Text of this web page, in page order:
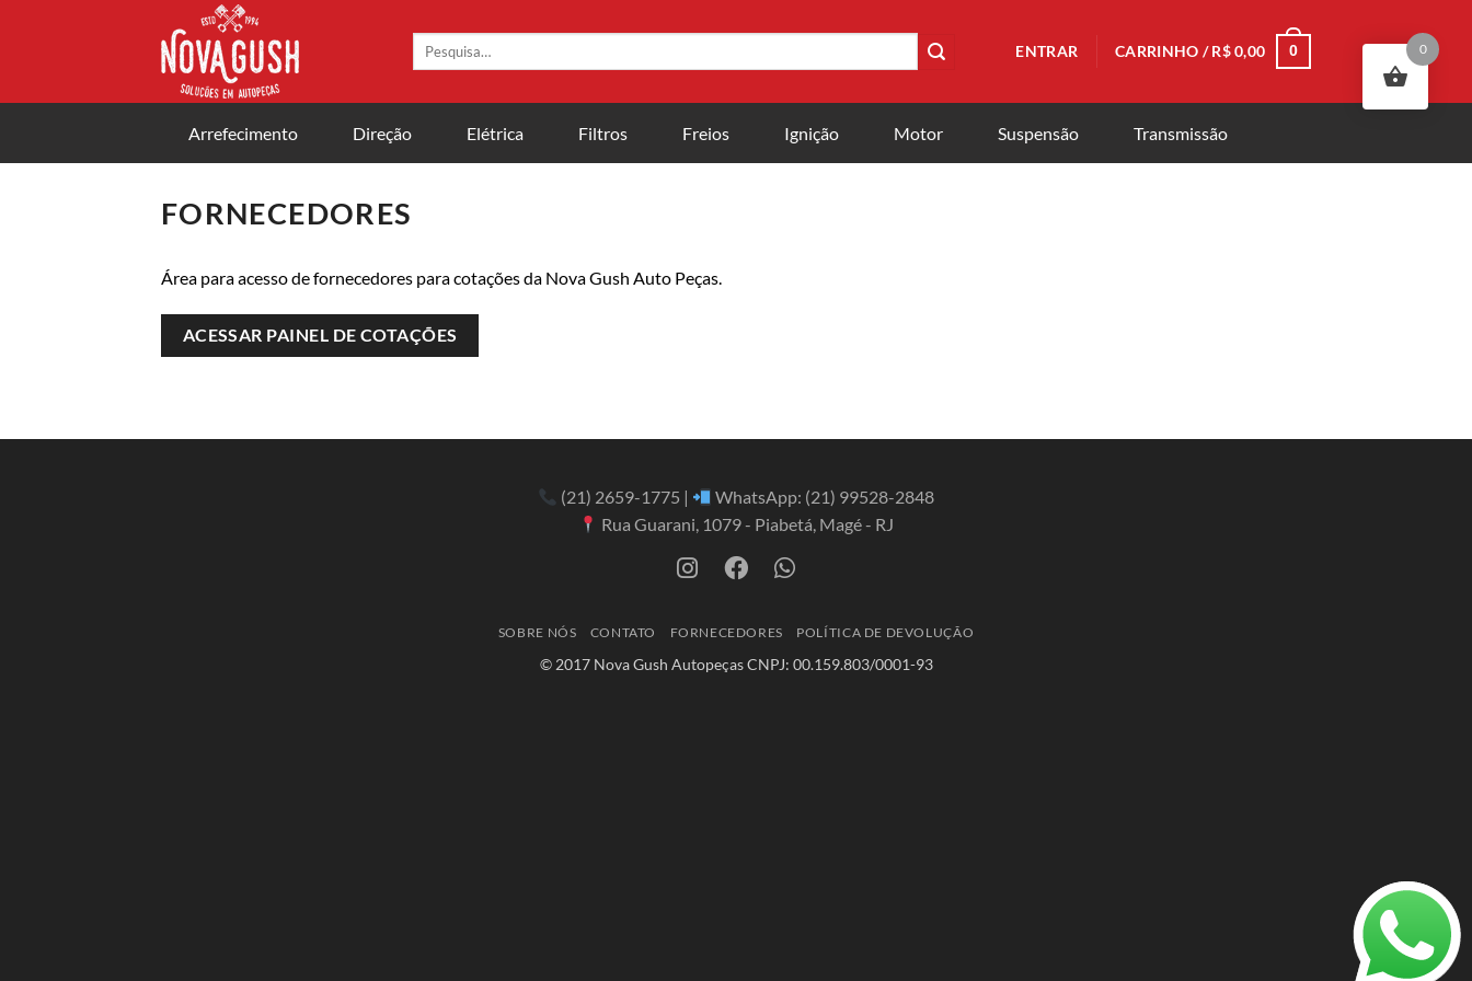
Pesquisar
ENTRAR CARRINHO /R$0,00 0
Arrefecimento Direção Elétrica Filtros Freios Ignição Motor Suspensão Transmissão
FORNECEDORES
Área para acesso de fornecedores para cotações da Nova Gush Auto Peças.
ACESSAR PAINEL DE COTAÇÕES
(21) 2659-1775 | WhatsApp: (21) 99528-2848
Rua Guarani, 1079 - Piabetá, Magé - RJ
SOBRE NÓS CONTATO FORNECEDORES POLÍTICA DE DEVOLUÇÃO
© 2017 Nova Gush Autopeças CNPJ: 00.159.803/0001-93
0